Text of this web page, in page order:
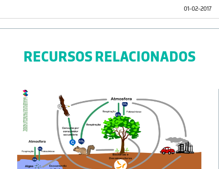
01-02-2017
RECURSOS RELACIONADOS